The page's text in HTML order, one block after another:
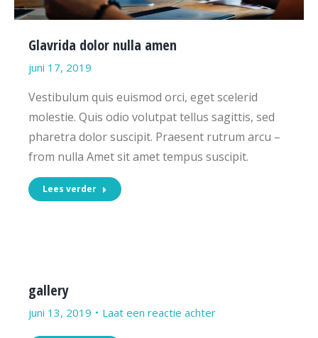
Glavrida dolor nulla amen
juni 17, 2019
Vestibulum quis euismod orci, eget scelerid
molestie. Quis odio volutpat tellus sagittis, sed
pharetra dolor suscipit. Praesent rutrum arcu –
from nulla Amet sit amet tempus suscipit.
Lees verder
gallery
juni 13, 2019 Laat een reactie achter